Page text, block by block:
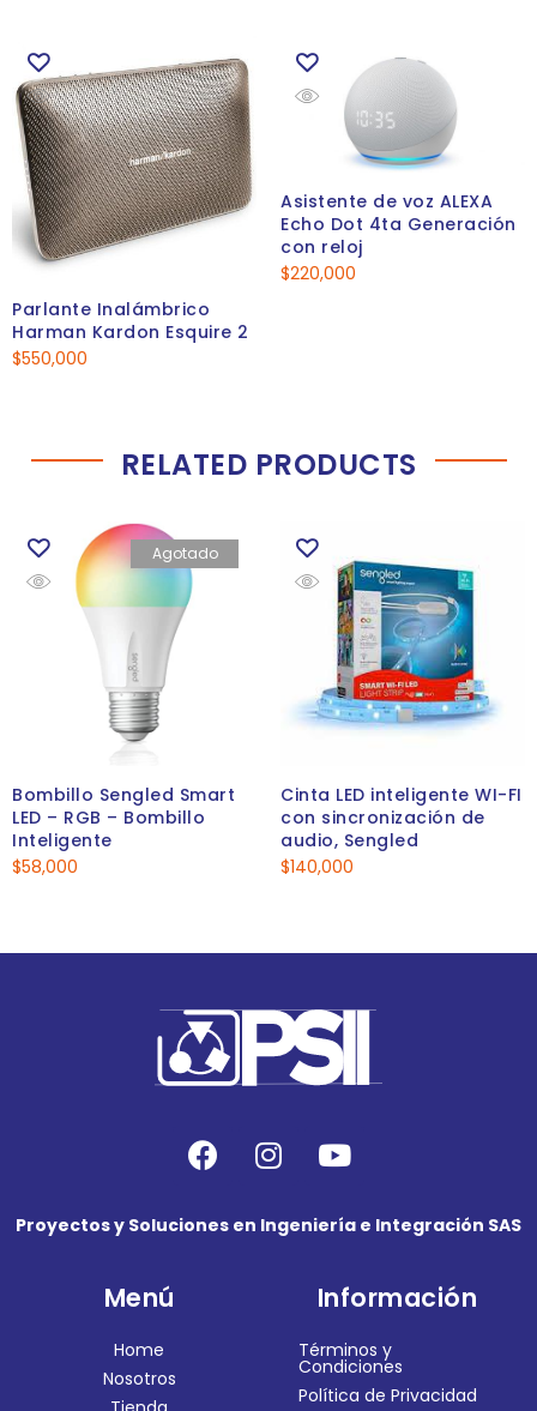
Parlante Inalámbrico
Harman Kardon Esquire 2
$550,000
Asistente de voz ALEXA
Echo Dot 4ta Generación
con reloj
$220,000
RELATED PRODUCTS
Agotado
Bombillo Sengled Smart
LED – RGB – Bombillo
Inteligente
$58,000
Cinta LED inteligente WI-FI
con sincronización de
audio, Sengled
$140,000
Proyectos y Soluciones en Ingeniería e Integración SAS
Menú
Home
Nosotros
Información
Términos y
Condiciones
Política de Privacidad